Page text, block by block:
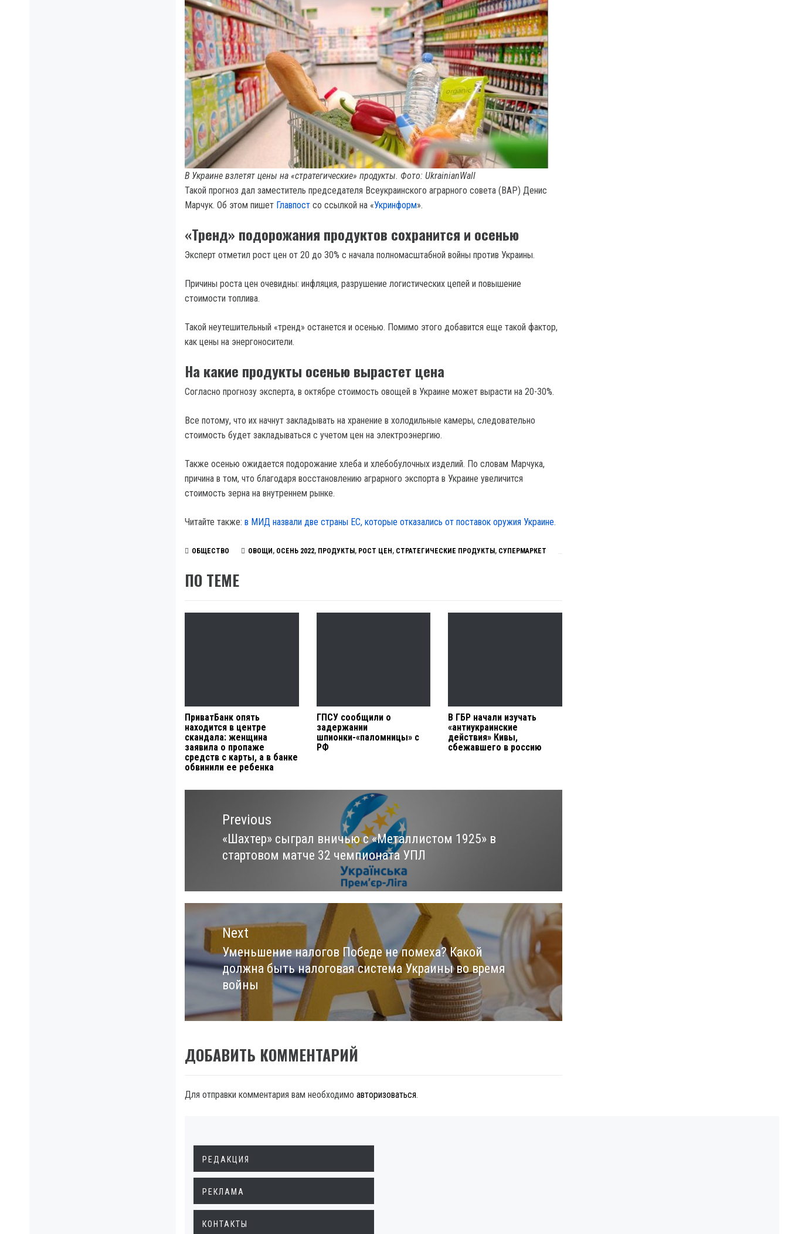
В Украине взлетят цены на «стратегические» продукты. Фото: UkrainianWall
Такой прогноз дал заместитель председателя Всеукраинского аграрного совета (ВАР) Денис
Марчук. Об этом пишет Главпост со ссылкой на «Укринформ».
«Тренд» подорожания продуктов сохранится и осенью
Эксперт отметил рост цен от 20 до 30% с начала полномасштабной войны против Украины.
Причины роста цен очевидны: инфляция, разрушение логистических цепей и повышение
стоимости топлива.
Такой неутешительный «тренд» останется и осенью. Помимо этого добавится еще такой фактор,
как цены на энергоносители.
На какие продукты осенью вырастет цена
Согласно прогнозу эксперта, в октябре стоимость овощей в Украине может вырасти на 20-30%.
Все потому, что их начнут закладывать на хранение в холодильные камеры, следовательно
стоимость будет закладываться с учетом цен на электроэнергию.
Также осенью ожидается подорожание хлеба и хлебобулочных изделий. По словам Марчука,
причина в том, что благодаря восстановлению аграрного экспорта в Украине увеличится
стоимость зерна на внутреннем рынке.
Читайте также: в МИД назвали две страны ЕС, которые отказались от поставок оружия Украине.
ОБЩЕСТВО ОВОЩИ , ОСЕНЬ 2022, ПРОДУКТЫ , РОСТ ЦЕН , СТРАТЕГИЧЕСКИЕ ПРОДУКТЫ , СУПЕРМАРКЕТ
ПО ТЕМЕ
ПриватБанк опять
находится в центре
скандала: женщина
заявила о пропаже
средств с карты, а в банке
обвинили ее ребенка
ГПСУ сообщили о
задержании
шпионки-«паломницы» с
РФ
В ГБР начали изучать
«антиукраинские
действия» Кивы,
сбежавшего в россию
Навигация
записямPrevious
Previous
post:
«Шахтер» сыграл вничью с «Металлистом 1925» в
стартовом матче 32 чемпионата УПЛ
Next
Next
post:
Уменьшение налогов Победе не помеха? Какой
должна быть налоговая система Украины во время
войны
ДОБАВИТЬ КОММЕНТАРИЙ
Для отправки комментария вам необходимо авторизоваться.
РЕДАКЦИЯ
РЕКЛАМА
КОНТАКТЫ